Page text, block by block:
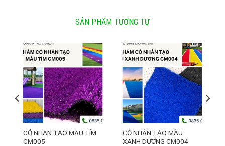
SẢN PHẨM TƯƠNG TỰ
CỎ NHÂN TẠO MÀU TÍM
CM005
CỎ NHÂN TẠO MÀU
XANH DƯƠNG CM004